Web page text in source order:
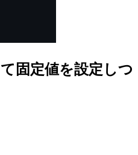
固定値を設定しつ